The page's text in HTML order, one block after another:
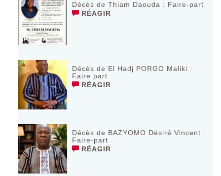
Décès de Thiam Daouda : Faire-part
RÉAGIR
Décès de El Hadj PORGO Maliki :
Faire part
RÉAGIR
Décès de BAZYOMO Désiré Vincent :
Faire-part
RÉAGIR